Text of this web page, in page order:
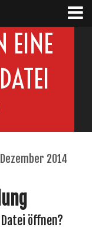
EINE
2014
öffnen?